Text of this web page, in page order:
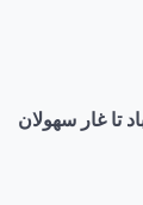
تا غار سهولان